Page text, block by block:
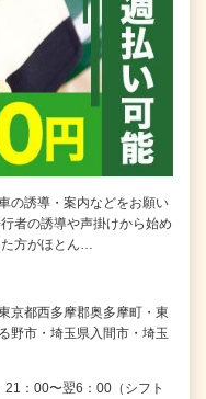
の誘導・案内などをお願い
者の誘導や声掛けから始め
方がほとん…
京都西多摩郡奥多摩町・東
野市・埼玉県入間市・埼玉
：00〜翌6：00（シフト